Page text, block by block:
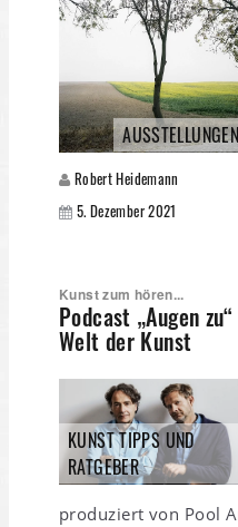
AUSSTELLUNGEN
Robert Heidemann
5. Dezember 2021
Kunst zum hören...
Podcast „Augen
Welt der Kunst
KUNST TIPPS UND
RATGEBER
produziert von Pool